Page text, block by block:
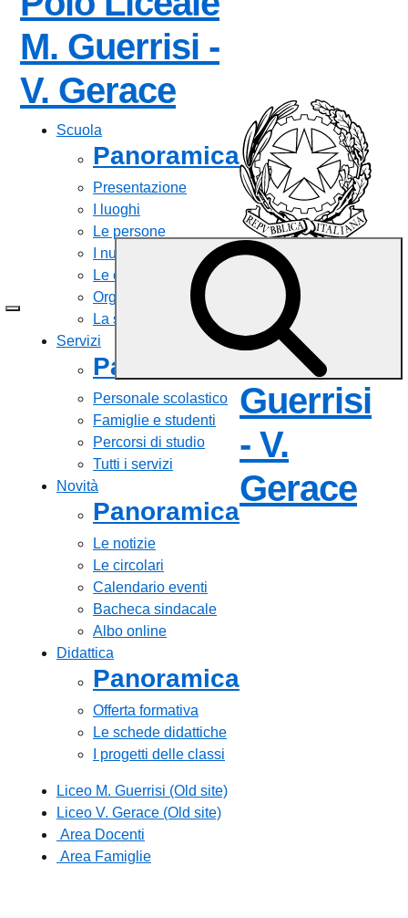
M. Guerrisi -
V. Gerace— Visita la
Scuola
Panoramica
Presentazione
I luoghi
Le persone
I numeri della scuola
Le carte della scuola
Organizzazione
La storia
Servizi
Panoramica
Personale scolastico
Famiglie e studenti
Percorsi di studio
Tutti i servizi
Novità
Panoramica
Le notizie
Le circolari
Calendario eventi
Bacheca sindacale
Albo online
Didattica
Panoramica
Offerta formativa
Le schede didattiche
I progetti delle classi
Liceo M. Guerrisi (Old site)
Liceo V. Gerace (Old site)
Area Docenti
Area Famiglie
Polo
Liceale
M.
Guerrisi
- V.
Gerace—